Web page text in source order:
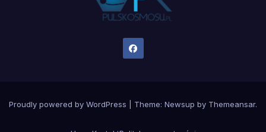
Proudly powered by WordPress Theme: Newsup by Themeansar.